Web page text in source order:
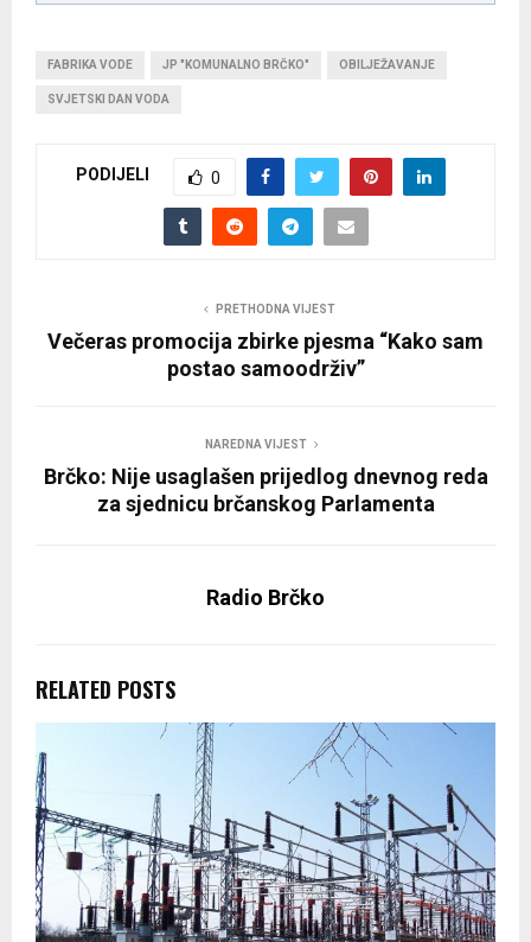
FABRIKA VODE JP "KOMUNALNO BRČKO" OBILJEŽAVANJE
SVJETSKI DAN VODA
PODIJELI 0
PRETHODNA VIJEST
Večeras promocija zbirke pjesma “Kako sam
postao samoodrživ”
NAREDNA VIJEST
Brčko: Nije usaglašen prijedlog dnevnog reda
za sjednicu brčanskog Parlamenta
Radio Brčko
RELATED POSTS